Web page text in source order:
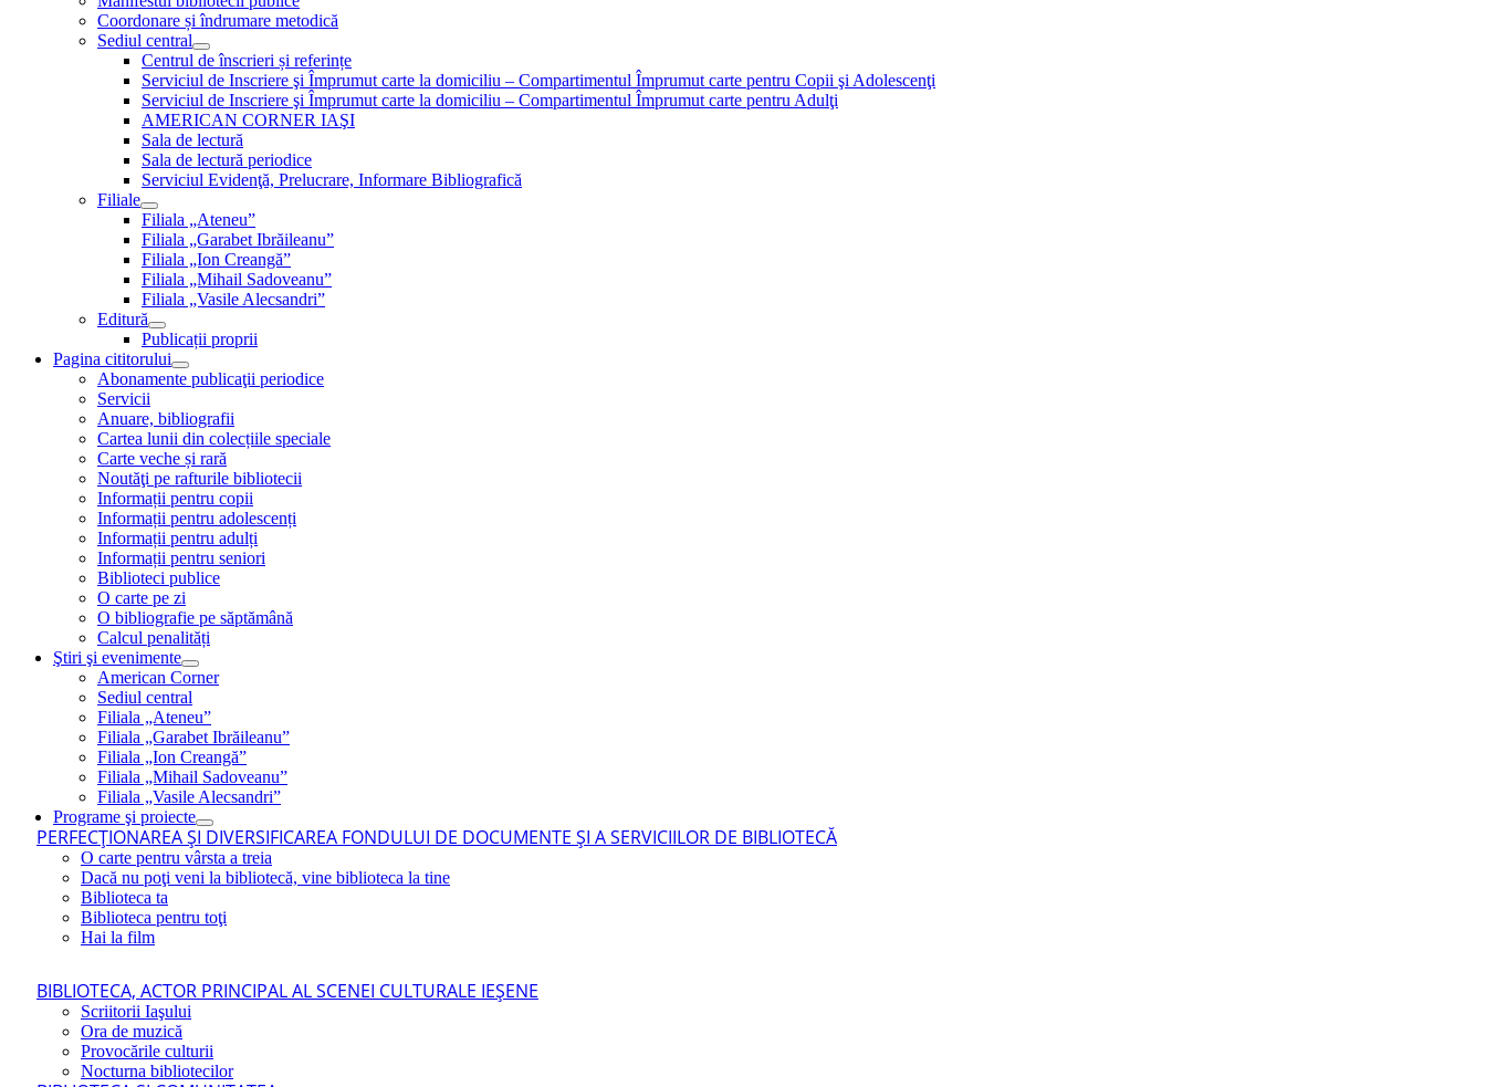
Coordonare și îndrumare metodică
Sediul central
Centrul de înscrieri și referințe
Serviciul de Inscriere şi Împrumut carte la domiciliu – Compartimentul Împrumut carte pentru Copii şi Adolescenţi
Serviciul de Inscriere şi Împrumut carte la domiciliu – Compartimentul Împrumut carte pentru Adulţi
AMERICAN CORNER IAŞI
Sala de lectură
Sala de lectură periodice
Serviciul Evidenţă, Prelucrare, Informare Bibliografică
Filiale
Filiala „Ateneu”
Filiala „Garabet Ibrăileanu”
Filiala „Ion Creangă”
Filiala „Mihail Sadoveanu”
Filiala „Vasile Alecsandri”
Editură
Publicații proprii
Pagina cititorului
Abonamente publicaţii periodice
Servicii
Anuare, bibliografii
Cartea lunii din colecțiile speciale
Carte veche și rară
Noutăţi pe rafturile bibliotecii
Informații pentru copii
Informații pentru adolescenți
Informații pentru adulți
Informații pentru seniori
Biblioteci publice
O carte pe zi
O bibliografie pe săptămână
Calcul penalități
Ştiri şi evenimente
American Corner
Sediul central
Filiala „Ateneu”
Filiala „Garabet Ibrăileanu”
Filiala „Ion Creangă”
Filiala „Mihail Sadoveanu”
Filiala „Vasile Alecsandri”
Programe şi proiecte
PERFECŢIONAREA ŞI DIVERSIFICAREA FONDULUI DE DOCUMENTE ŞI A SERVICIILOR DE BIBLIOTECĂ
O carte pentru vârsta a treia
Dacă nu poţi veni la bibliotecă, vine biblioteca la tine
Biblioteca ta
Biblioteca pentru toţi
Hai la film
BIBLIOTECA, ACTOR PRINCIPAL AL SCENEI CULTURALE IEŞENE
Scriitorii Iaşului
Ora de muzică
Provocările culturii
Nocturna bibliotecilor